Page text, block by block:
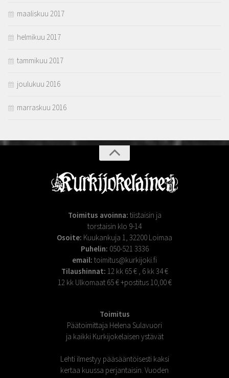
maaliskuu 2017
helmikuu 2017
tammikuu 2017
joulukuu 2016
marraskuu 2016
Toimitus avoinna: tiistaisin ja
torstaisin klo 9-14
Osoite: Kuukankuja 1, 32200 Loimaa
Puhelin: 050-521 3336
email: toimitus@kurkijoki.fi
Tilaushinnat: 12 kk 65 € , 6 kk 34 €
12 kk Ulkomaat 65 € +postitus 10,00 €
Toimitus
Päätoimittaja Helena Sulavuori
ja kaikki Kurkijokelaisen ystävät
Lehti ilmestyy pääsääntöisesti kaksi
kertaa kuussa perjantaisin. Vuoden